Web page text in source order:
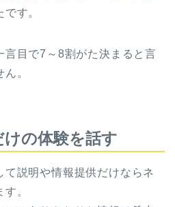
す。
言目で7～8割がた決まると言
。
の体験を話す
て説明や情報提供だけならネ
。